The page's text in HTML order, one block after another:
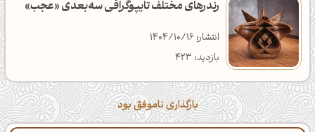
رندرهای مختلف تایپوگرافی سه‌بعدی «عجب»
انتشار: 1404/10/16
بازدید: 423
بارگذاری ناموفق بود